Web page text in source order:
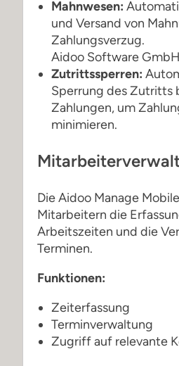
Mahnwesen:
und Versand von
Zahlungsverzug.
Aidoo Software GmbH
Zutrittssperren:
Sperrung des Zutritts
Zahlungen, um
minimieren.
Die Aidoo Manage
Mitarbeitern die
Arbeitszeiten und die
Terminen.
Funktionen:
Zeiterfassung
Terminverwaltung
Zugriff auf relevante